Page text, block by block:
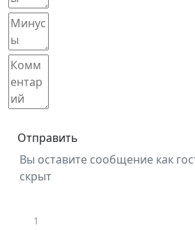
Отправить
Вы оставите сообщение как
скрыт
1